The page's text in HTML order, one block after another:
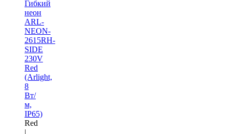
Гибкий
неон
ARL-
NEON-
2615RH-
SIDE
230V
Red
(Arlight,
8
Вт/
м,
IP65)
Red
|